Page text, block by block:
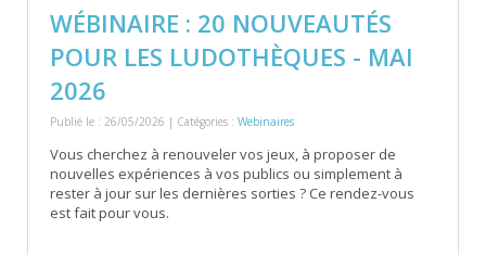
WÉBINAIRE : 20 NOUVEAUTÉS
POUR LES LUDOTHÈQUES - MAI
2026
Publié le : 26/05/2026 | Catégories : Webinaires
Vous cherchez à renouveler vos jeux, à proposer de
nouvelles expériences à vos publics ou simplement à
rester à jour sur les dernières sorties ? Ce rendez-vous
est fait pour vous.